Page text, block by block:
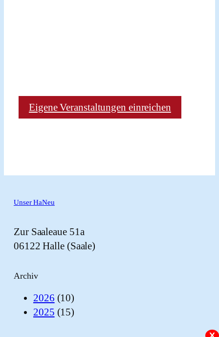
Eigene Veranstaltungen einreichen
Unser HaNeu
Zur Saaleaue 51a
06122 Halle (Saale)
Archiv
2026 (10)
2025 (15)